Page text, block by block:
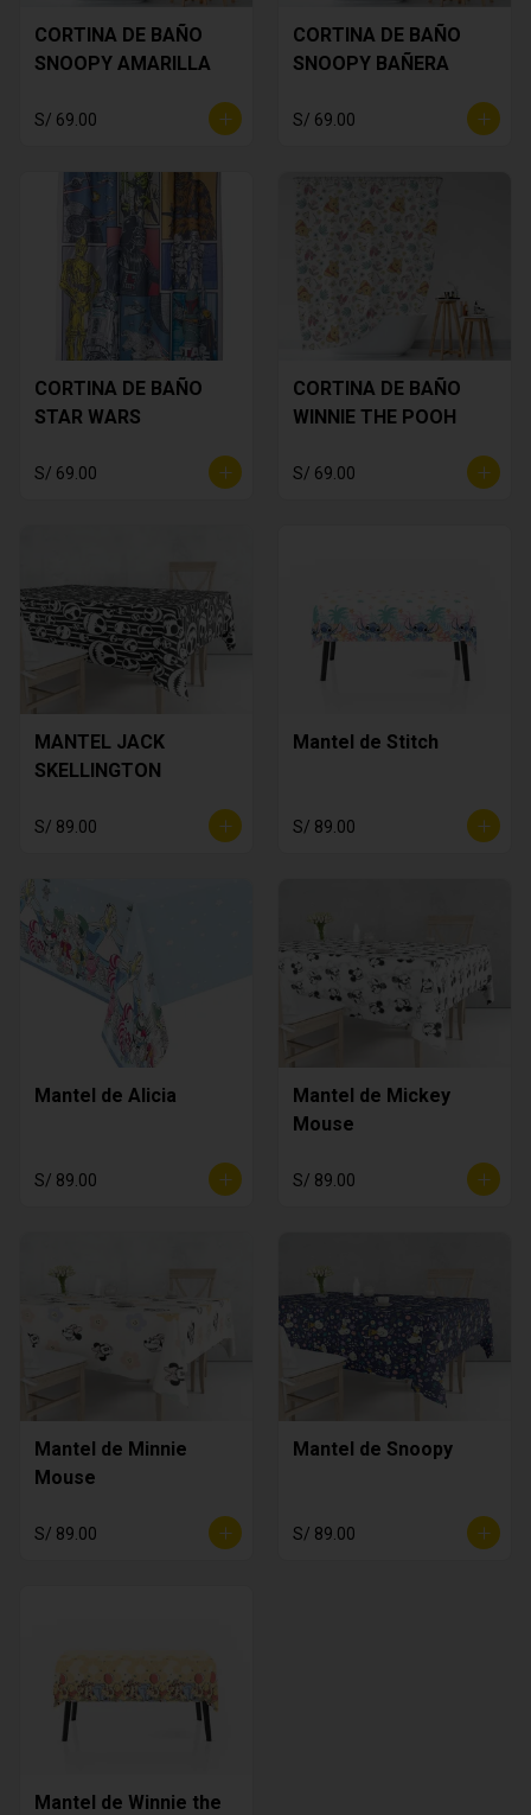
CORTINA DE BAÑO
SNOOPY AMARILLA
S/ 69.00
CORTINA DE BAÑO
SNOOPY BAÑERA
S/ 69.00
CORTINA DE BAÑO
STAR WARS
S/ 69.00
CORTINA DE BAÑO
WINNIE THE POOH
S/ 69.00
MANTEL JACK
SKELLINGTON
S/ 89.00
Mantel de Stitch
S/ 89.00
Mantel de Alicia
S/ 89.00
Mantel de Mickey
Mouse
S/ 89.00
Mantel de Minnie
Mouse
S/ 89.00
Mantel de Snoopy
S/ 89.00
Mantel de Winnie the